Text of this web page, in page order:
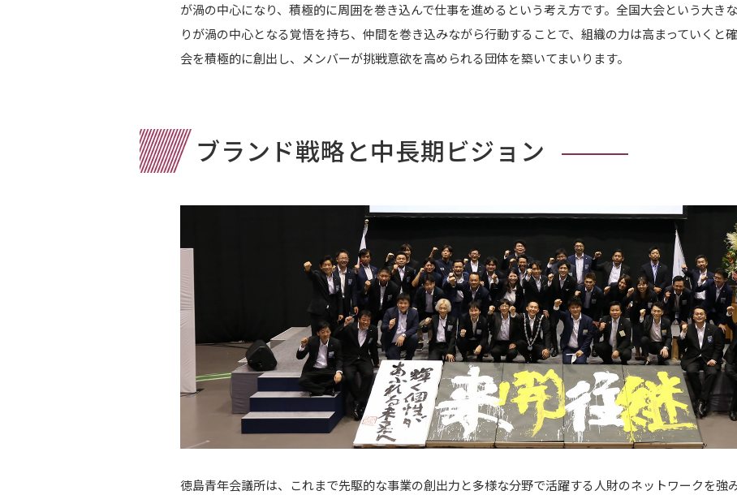
が渦の中心になり、積極的に周囲を巻き込んで仕事を進めるという考え方です。全国大会という大き
りが渦の中心となる覚悟を持ち、仲間を巻き込みながら行動することで、組織の力は高まっていくと
会を積極的に創出し、メンバーが挑戦意欲を高められる団体を築いてまいります。
ブランド戦略と中長期ビジョン
徳島青年会議所は、これまで先駆的な事業の創出力と多様な分野で活躍する人財のネットワークを強